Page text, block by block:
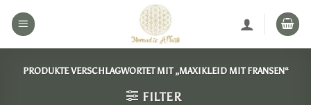
Inhalt
PRODUKTE VERSCHLAGWORTET MIT „MAXIKLEID MIT FRANSEN“
FILTER